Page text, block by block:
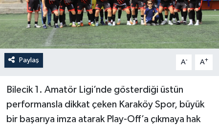
Paylaş A- A+
Bilecik 1. Amatör Ligi’nde gösterdiği üstün
performansla dikkat çeken Karaköy Spor, büyük
bir başarıya imza atarak Play-Off’a çıkmaya hak